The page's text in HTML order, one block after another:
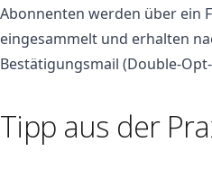
Abonnenten werden über ein
eingesammelt und erhalten
Bestätigungsmail (Double-
Tipp aus der